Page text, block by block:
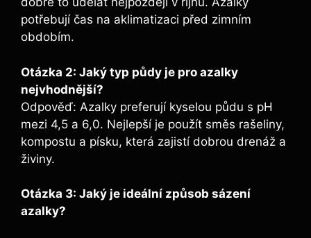
potřebují čas na aklimatizaci před zimním
obdobím.
Otázka 2: Jaký ‌typ půdy je pro azalky
nejvhodnější?
Odpověď:‍ Azalky preferují kyselou ⁤půdu ⁣s pH
mezi 4,5 a 6,0. ⁣Nejlepší⁣ je použít směs rašeliny,
kompostu a‍ písku, která zajistí dobrou drenáž a
živiny.
Otázka 3: Jaký je ideální způsob sázení
‌azalky?